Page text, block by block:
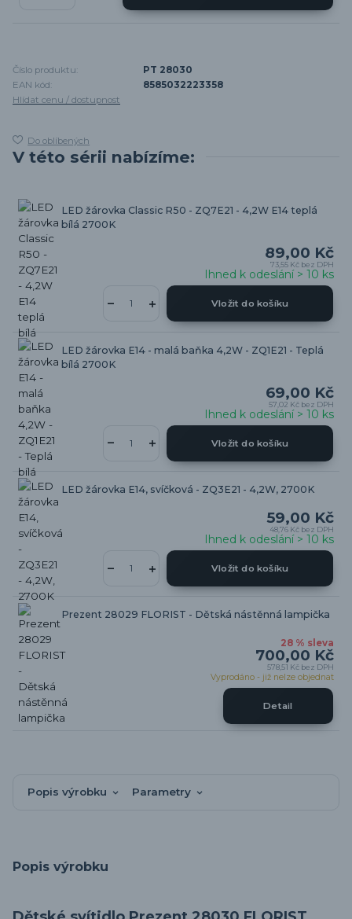
Číslo produktu:
PT 28030
EAN kód:
8585032223358
Hlídat cenu / dostupnost
Do oblíbených
V této sérii nabízíme:
LED žárovka Classic R50 - ZQ7E21 - 4,2W E14 teplá
bílá 2700K
89,00 Kč
73,55 Kč bez DPH
Ihned k odeslání > 10 ks
Vložit do košíku
LED žárovka E14 - malá baňka 4,2W - ZQ1E21 - Teplá
bílá 2700K
69,00 Kč
57,02 Kč bez DPH
Ihned k odeslání > 10 ks
Vložit do košíku
LED žárovka E14, svíčková - ZQ3E21 - 4,2W, 2700K
59,00 Kč
48,76 Kč bez DPH
Ihned k odeslání > 10 ks
Vložit do košíku
Prezent 28029 FLORIST - Dětská nástěnná lampička
28 % sleva
700,00 Kč
578,51 Kč bez DPH
Vyprodáno - již nelze objednat
Detail
Popis výrobku Parametry
Popis výrobku